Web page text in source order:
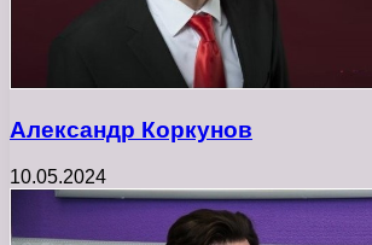
Александр Коркунов
10.05.2024